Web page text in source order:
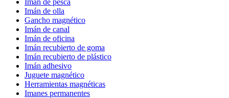
Imán de pesca
Imán de olla
Gancho magnético
Imán de canal
Imán de oficina
Imán recubierto de goma
Imán recubierto de plástico
Imán adhesivo
Juguete magnético
Herramientas magnéticas
Imanes permanentes